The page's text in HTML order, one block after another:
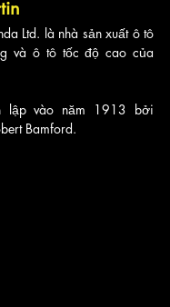
Ltd. là nhà sản xuất ô tô
và ô tô tốc độ cao của
lập vào năm 1913 bởi
Bamford.